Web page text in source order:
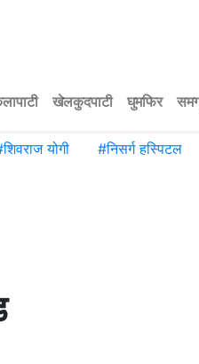
खेलकुदपाटी घुमफिर
शिवराज योगी #निसर्ग हस्पिटल